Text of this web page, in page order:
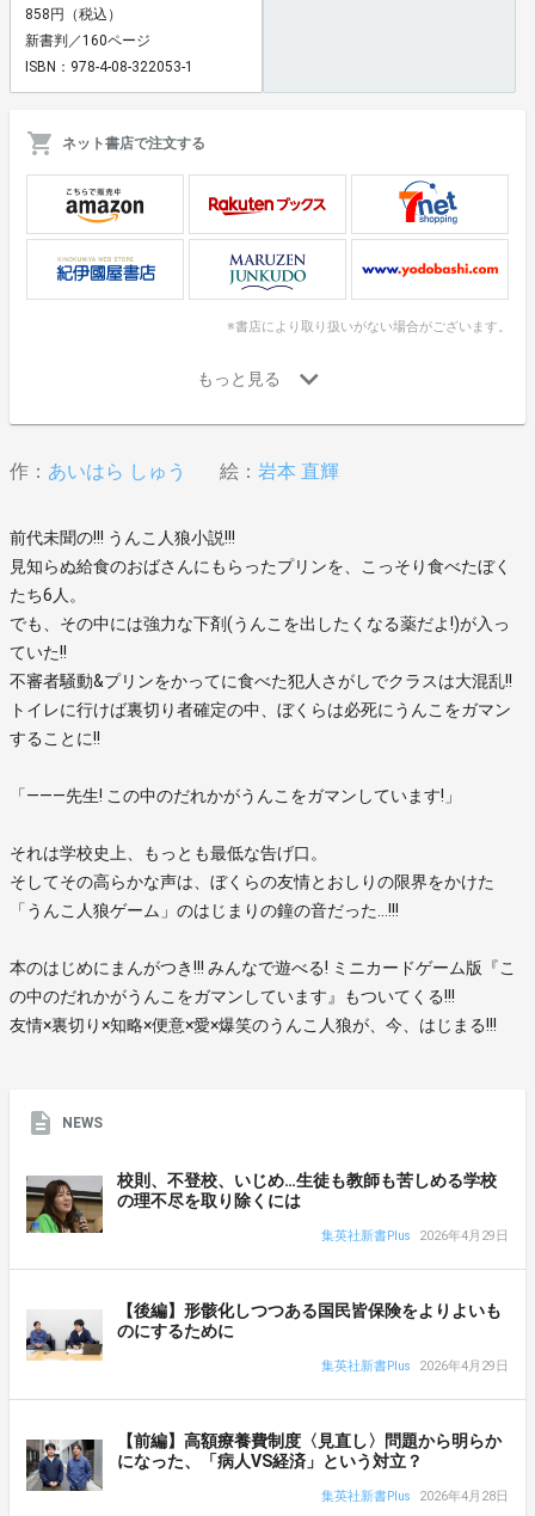
858円（税込）
新書判／160ページ
ISBN：978-4-08-322053-1
ネット書店で注文する
※書店により取り扱いがない場合がございます。
作： あいはら しゅう 絵： 岩本 直輝
前代未聞の!!! うんこ人狼小説!!!
見知らぬ給食のおばさんにもらったプリンを、こっそり食べたぼく
たち6人。
でも、その中には強力な下剤(うんこを出したくなる薬だよ!)が入っ
ていた!!
不審者騒動&プリンをかってに食べた犯人さがしでクラスは大混乱!!
トイレに行けば裏切り者確定の中、ぼくらは必死にうんこをガマン
することに!!
「―――先生! この中のだれかがうんこをガマンしています!」
それは学校史上、もっとも最低な告げ口。
そしてその高らかな声は、ぼくらの友情とおしりの限界をかけた
「うんこ人狼ゲーム」のはじまりの鐘の音だった…!!!
本のはじめにまんがつき!!! みんなで遊べる! ミニカードゲーム版『こ
の中のだれかがうんこをガマンしています』もついてくる!!!
友情×裏切り×知略×便意×愛×爆笑のうんこ人狼が、今、はじまる!!!
NEWS
校則、不登校、いじめ…生徒も教師も苦しめる学校
の理不尽を取り除くには
集英社新書Plus 2026年4月29日
【後編】形骸化しつつある国民皆保険をよりよいも
のにするために
集英社新書Plus 2026年4月29日
【前編】高額療養費制度〈見直し〉問題から明らか
になった、「病人VS経済」という対立？
集英社新書Plus 2026年4月28日